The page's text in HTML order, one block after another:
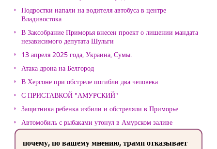
Подростки напали на водителя автобуса в центре
Владивостока
В Заксобрание Приморья внесен проект о лишении мандата
независимого депутата Шульги
13 апреля 2025 года, Украина, Сумы.
Атака дрона на Белгород
В Херсоне при обстреле погибли два человека
С ПРИСТАВКОЙ "АМУРСКИЙ"
Защитника ребенка избили и обстреляли в Приморье
Автомобиль с рыбаками утонул в Амурском заливе
почему, по вашему мнению, трамп отказывает